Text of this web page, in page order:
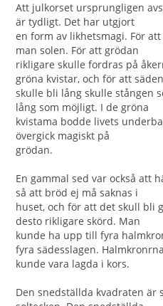
Att julkorset ursprungligen
är tydligt. Det har utgjort
en form av likhetsmagi. För
man solen. För att grödan
rikligare skulle fordras på
gröna kvistar, och för att säden
skulle bli lång skulle stången
lång som möjligt. I de gröna
kvistama bodde livets
övergick magiskt på
grödan.
En gammal sed var också att
så att bröd ej må saknas i
huset, och för att det skull bli
desto rikligare skörd. Man
kunde ha upp till fyra
fyra sädesslagen. Halmkronrna
kunde vara lagda i kors.
Den snedställda kvadraten är